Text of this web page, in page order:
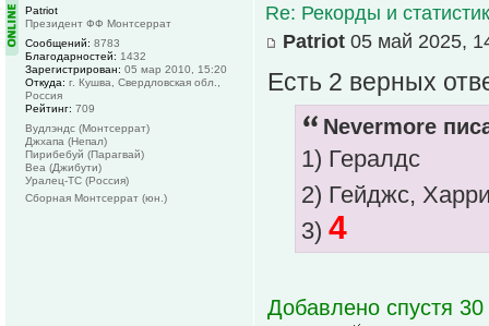
Re: Рекорды и
Patriot 05 май 2025,
Есть 2 верных
Nevermore
1) Гералдс
2) Гейджс,
3) 4
Добавлено спустя 30
Patriot
Президент ФФ Монтсеррат
Сообщений: 8783
Благодарностей: 1432
Зарегистрирован: 05 мар 2010, 15:20
Откуда: г. Кушва, Свердловская обл.,
Россия
Рейтинг: 709
Вудлэндс (Монтсеррат)
Джхапа (Непал)
Пирибебуй (Парагвай)
Веа (Джибути)
Уралец-ТС (Россия)
Сборная Монтсеррат (юн.)